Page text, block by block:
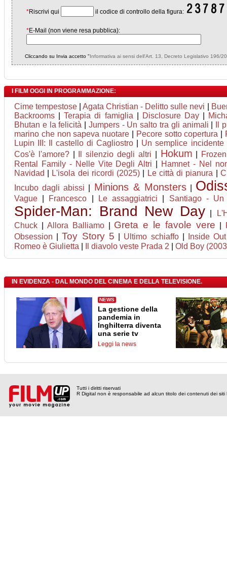
*Riscrivi qui il codice di controllo della figura:
*E-Mail (non viene resa pubblica):
Cliccando su Invia accetto "Informativa ai sensi dell'Art. 13, Decreto Legislativo 196/
I FILM OGGI IN PROGRAMMAZIONE:
Cime tempestose |Agata Christian - Delitto sulle nevi
Backrooms |Terapia di famiglia Disclosure Day|
Bhutan e la felicità
Jumpers - Un salto tra gli animali
Il
marino che non sapeva nuotare
Pecore sotto copertura
Lupin III: Il castello di Cagliostro
Un semplice incidente
Cos'è l'amore?| Il silenzio degli altri Hokum
Rental Family - Nelle Vite Degli Altri
Hamnet - Nel
Navidad
L'isola dei ricordi (2025) Le città di pianura
Incubo dagli abissi
Minions & Monsters|
Vague Francesco Le assaggiatrici Santiago - Un
Spider-Man: Brand New Day
Chuck
Allora Balliamo| Greta e le favole vere
Obsession |Toy Story 5 Ultimo schiaffo|
Inside
Romeo è Giulietta
Il diavolo veste Prada 2 Old Boy
IN EVIDENZA - DAL MONDO DEL CINEMA E DELLA TELEVISIONE.
NEWS
La gestione della
pandemia in
Inghilterra diventa
una serie tv
Leggi la news
Tutti i diritti riservati
R Digital non è responsabile ad alcun titolo dei contenuti dei siti